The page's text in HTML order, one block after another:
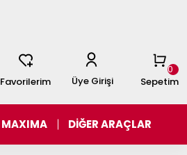
Sepetim
0
Favorilerim
Üye Girişi
MAXIMA DİĞER ARAÇLAR